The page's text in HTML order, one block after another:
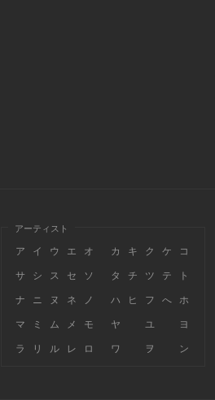
アーティスト
ア イ ウ エ オ カ キ ク ケ コ
サ シ ス セ ソ タ チ ツ テ ト
ナ ニ ヌ ネ ノ ハ ヒ フ へ ホ
マ ミ ム メ モ ヤ ユ ヨ
ラ リ ル レ ロ ワ ヲ ン